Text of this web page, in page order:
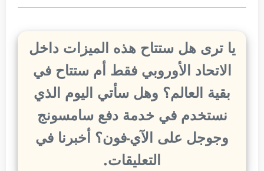
يا ترى هل ستتاح هذه الميزات داخل
الاتحاد الأوروبي فقط أم ستتاح في
بقية العالم؟ وهل سأتي اليوم الذي
نستخدم في خدمة دفع سامسونج
وجوجل على الآي-فون؟ أخبرنا في
التعليقات.